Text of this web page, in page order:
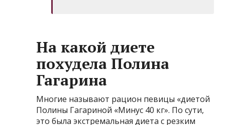
На какой диете
похудела Полина
Гагарина
Многие называют рацион певицы «диетой
Полины Гагариной «Минус 40 кг». По сути,
это была экстремальная диета с резким